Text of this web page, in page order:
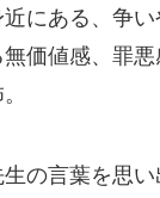
にある、争い
価値感、罪
の言葉を思い